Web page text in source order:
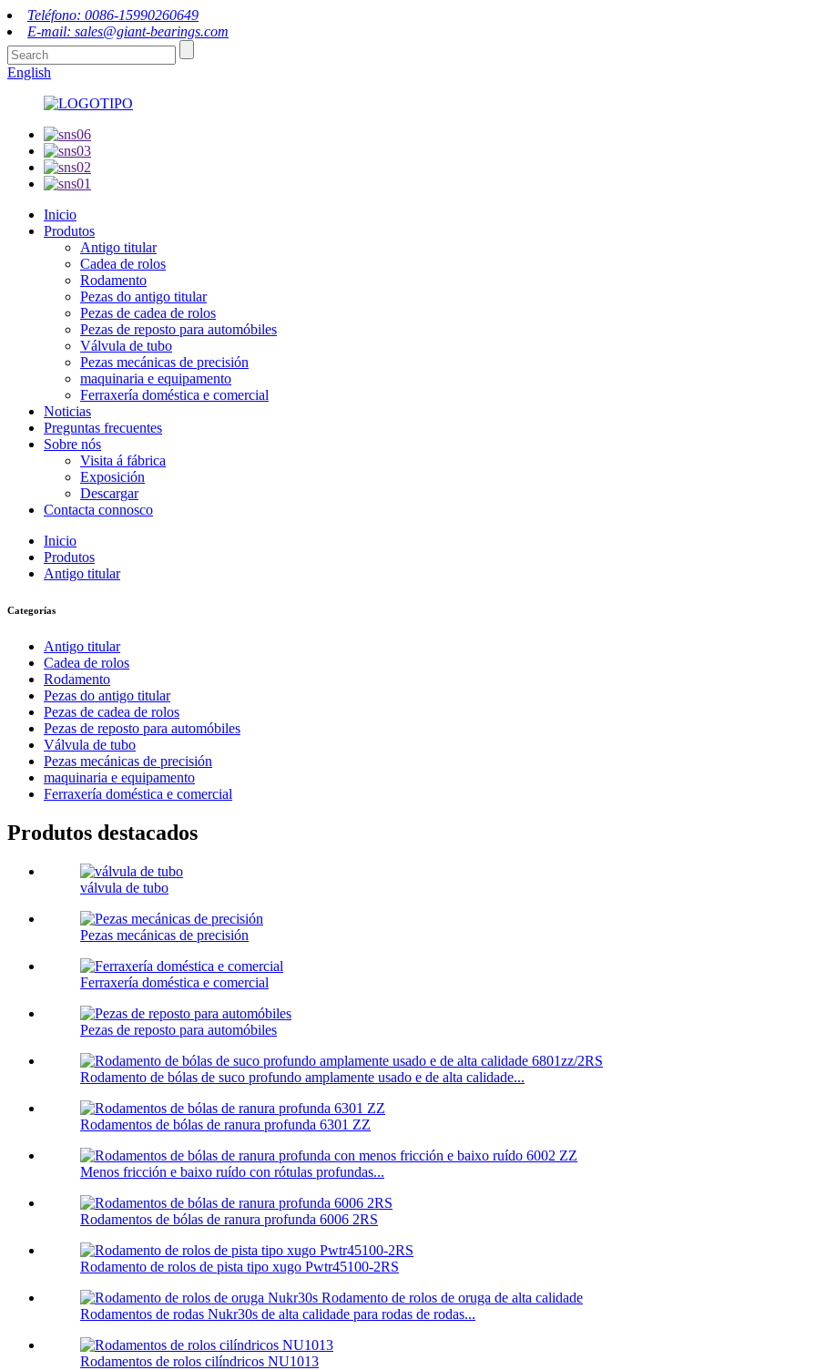
Teléfono: 0086-15990260649
E-mail: sales@giant-bearings.com
English
Inicio
Produtos
Antigo titular
Cadea de rolos
Rodamento
Pezas do antigo titular
Pezas de cadea de rolos
Pezas de reposto para automóbiles
Válvula de tubo
Pezas mecánicas de precisión
maquinaria e equipamento
Ferraxería doméstica e comercial
Noticias
Preguntas frecuentes
Sobre nós
Visita á fábrica
Exposición
Descargar
Contacta connosco
Inicio
Produtos
Antigo titular
Categorías
Antigo titular
Cadea de rolos
Rodamento
Pezas do antigo titular
Pezas de cadea de rolos
Pezas de reposto para automóbiles
Válvula de tubo
Pezas mecánicas de precisión
maquinaria e equipamento
Ferraxería doméstica e comercial
Produtos destacados
válvula de tubo
Pezas mecánicas de precisión
Ferraxería doméstica e comercial
Pezas de reposto para automóbiles
Rodamento de bólas de suco profundo amplamente usado e de alta calidade...
Rodamentos de bólas de ranura profunda 6301 ZZ
Menos fricción e baixo ruído con rótulas profundas...
Rodamentos de bólas de ranura profunda 6006 2RS
Rodamento de rolos de pista tipo xugo Pwtr45100-2RS
Rodamentos de rodas Nukr30s de alta calidade para rodas de rodas...
Rodamentos de rolos cilíndricos NU1013